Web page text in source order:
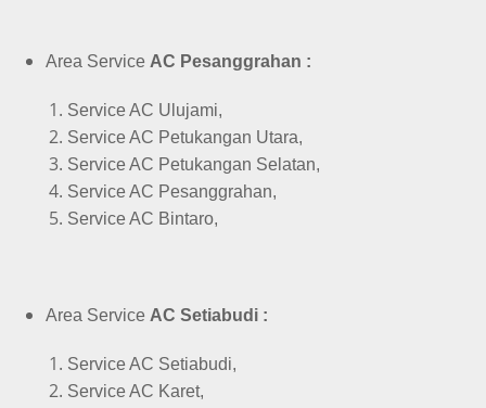
Area Service AC Pesanggrahan :
Service AC Ulujami,
Service AC Petukangan Utara,
Service AC Petukangan Selatan,
Service AC Pesanggrahan,
Service AC Bintaro,
Area Service AC Setiabudi :
Service AC Setiabudi,
Service AC Karet,